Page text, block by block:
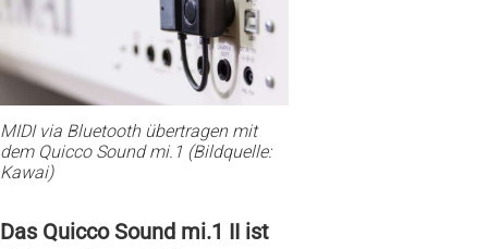
MIDI via Bluetooth übertragen mit
dem Quicco Sound mi.1 (Bildquelle:
Kawai)
Das Quicco Sound mi.1 II ist